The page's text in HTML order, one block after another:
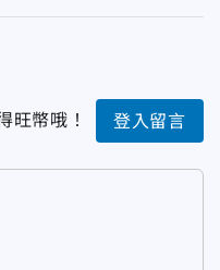
旺幣哦！ 登入留言